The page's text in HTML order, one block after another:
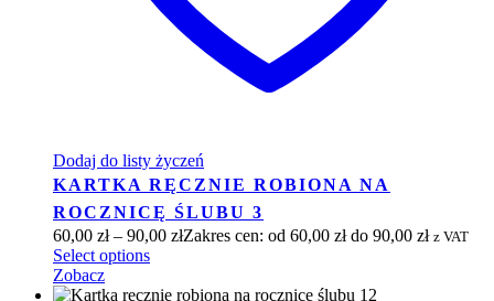
Dodaj do listy życzeń
KARTKA RĘCZNIE ROBIONA NA
ROCZNICĘ ŚLUBU 3
60,00 zł – 90,00 złZakres cen: od 60,00 zł do 90,00 zł z VAT
Select options
Zobacz